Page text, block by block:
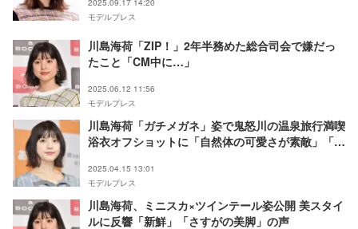
2025.09.17 14:20
モデルプレス
川島海荷「ZIP！」2年半務めた総合司会で嫌だっ
たこと「CM中に…」
2025.06.12 11:56
モデルプレス
川島海荷「ガチメガネ」姿で鬼怒川の温泉旅行満喫
浴衣オフショットに「自然体の可愛さが素敵」「楽
2025.04.15 13:01
モデルプレス
川島海荷、ミニスカ×ツインテール姿公開 美スタイ
ルに反響「新鮮」「さすがの美脚」の声